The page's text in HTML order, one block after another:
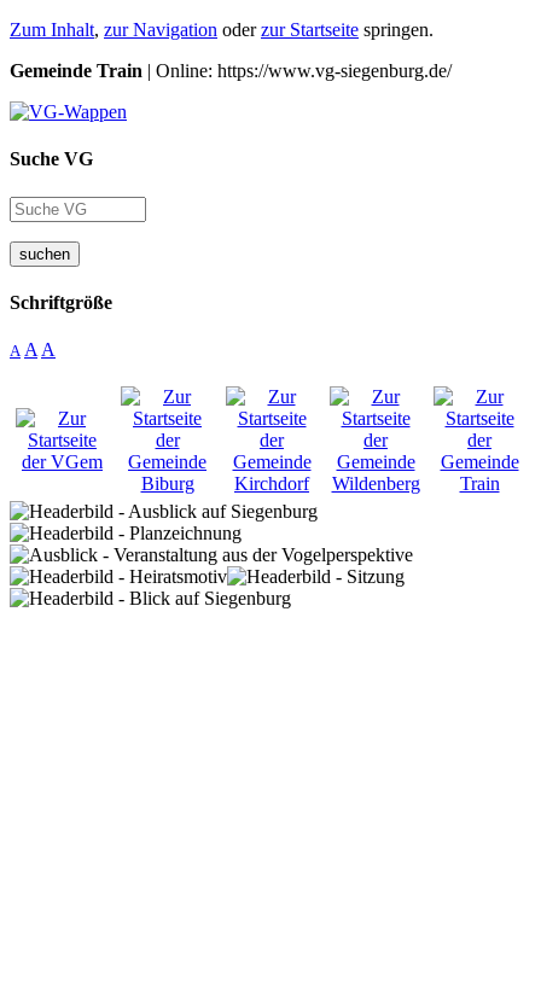
Zum Inhalt, zur Navigation oderzur Startseite springen.
Gemeinde Train | Online: https://www.vg-siegenburg.de/
Suche VG
suchen
Schriftgröße
A A A